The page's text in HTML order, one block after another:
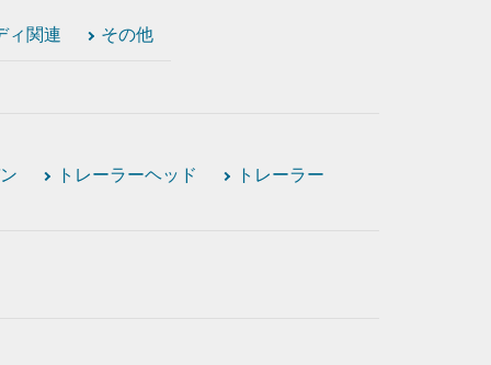
ィ関連 その他
トレーラーヘッド
トレーラー